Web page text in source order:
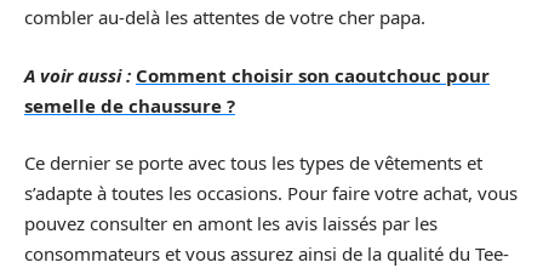
combler au-delà les attentes de votre cher papa.
A voir aussi : Comment choisir son caoutchouc pour
semelle de chaussure ?
Ce dernier se porte avec tous les types de vêtements et
s’adapte à toutes les occasions. Pour faire votre achat, vous
pouvez consulter en amont les avis laissés par les
consommateurs et vous assurez ainsi de la qualité du Tee-